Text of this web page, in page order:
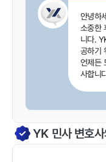
안녕하
소중한
니다.
공하기
언제든
사합니
YK 민사변호